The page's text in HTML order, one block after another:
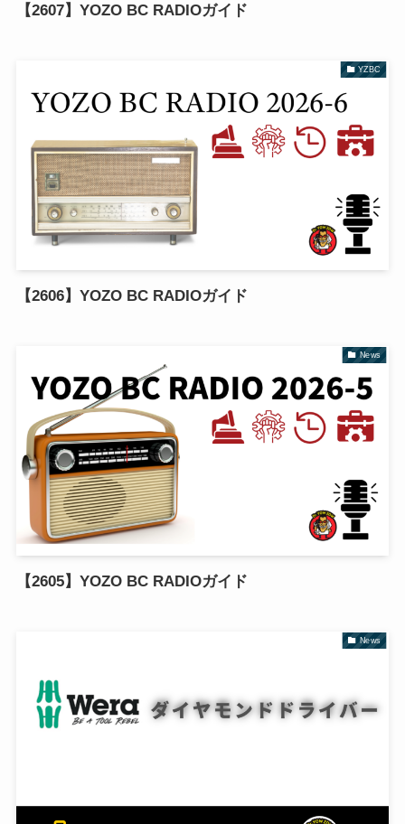
【2607】YOZO BC RADIOガイド
YZBC
【2606】YOZO BC RADIOガイド
News
【2605】YOZO BC RADIOガイド
News